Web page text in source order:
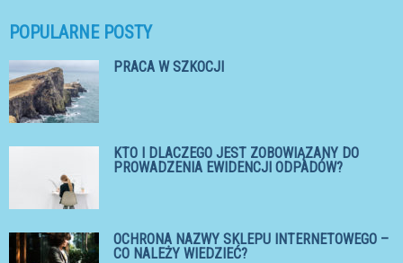
POPULARNE POSTY
PRACA W SZKOCJI
KTO I DLACZEGO JEST ZOBOWIĄZANY DO
PROWADZENIA EWIDENCJI ODPADÓW?
OCHRONA NAZWY SKLEPU INTERNETOWEGO –
CO NALEŻY WIEDZIEĆ?